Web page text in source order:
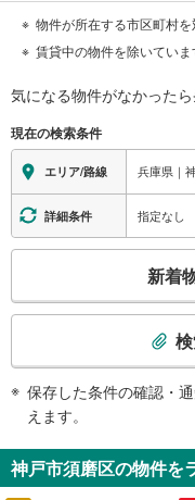
物件が所在する市区町村を
賃貸中の物件を除いていま
気になる物件がなかったら
現在の検索条件
エリア/路線 兵庫県｜
詳細条件 指定なし
検
知
を
新着
保存した条件の確認・
えます。
神戸市須磨区の物件を